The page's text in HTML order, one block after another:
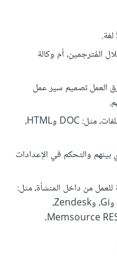
المُترجمين، أم وكالة
العمل تصميم سير عمل
دعم أكثر من 50 نوعًا من أنواع الملفات، مثل: DOC وHTML،
بينهم والتحكم في الإعدادات
من داخل المنشأة، مثل:
Sitecore، وAEM، وMarketo، وGi، وZendesk،
.